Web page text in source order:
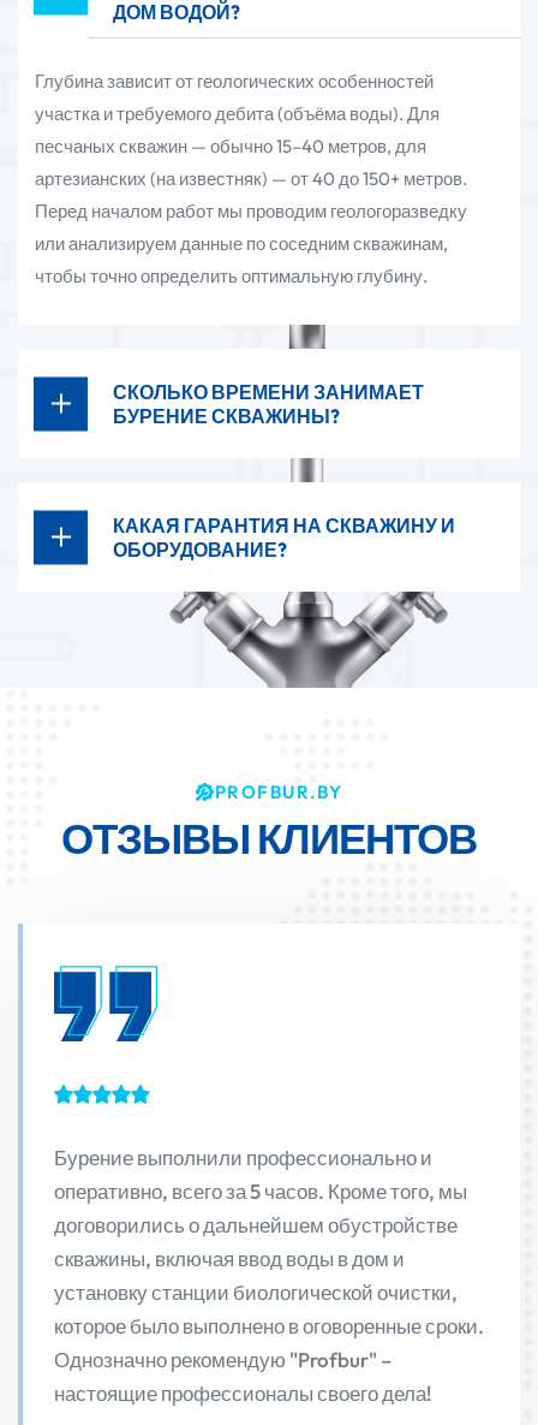
ДОМ ВОДОЙ?
Глубина зависит от геологических особенностей
участка и требуемого дебита (объёма воды). Для
песчаных скважин — обычно 15–40 метров, для
артезианских (на известняк) — от 40 до 150+ метров.
Перед началом работ мы проводим геологоразведку
или анализируем данные по соседним скважинам,
чтобы точно определить оптимальную глубину.
СКОЛЬКО ВРЕМЕНИ ЗАНИМАЕТ
БУРЕНИЕ СКВАЖИНЫ?
КАКАЯ ГАРАНТИЯ НА СКВАЖИНУ И
ОБОРУДОВАНИЕ?
PROFBUR.BY
ОТЗЫВЫ КЛИЕНТОВ
Бурение выполнили профессионально и
оперативно, всего за 5 часов. Кроме того, мы
договорились о дальнейшем обустройстве
скважины, включая ввод воды в дом и
установку станции биологической очистки,
которое было выполнено в оговоренные сроки.
Однозначно рекомендую "Profbur" –
настоящие профессионалы своего дела!